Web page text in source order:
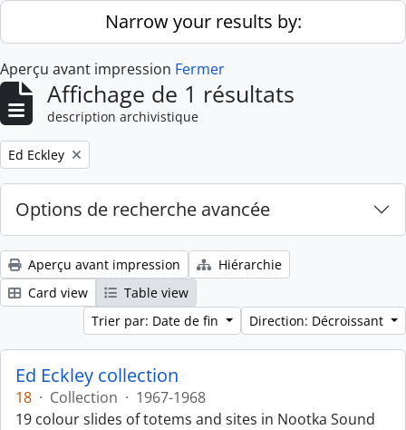
Skip to main contentNarrow your results by:
Aperçu avant impression Fermer
Affichage de 1 résultats
description archivistique
Remove filter:
Ed Eckley
Options de recherche avancée
Aperçu avant impression
Hiérarchie
Card view
Table view
Trier par: Date de fin
Direction: Décroissant
Ed Eckley collection
18 · Collection · 1967-1968
19 colour slides of totems and sites in Nootka Sound